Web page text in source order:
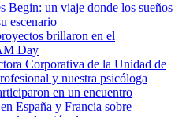
Begin: un viaje donde los sueños
escenario
brillaron en el
Day
Corporativa de la Unidad de
y nuestra psicóloga
en un encuentro
España y Francia sobre